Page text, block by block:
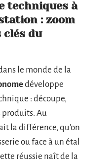
techniques à
: zoom
clés du
le monde de la
développe
: découpe,
produits. Au
la différence, qu’on
ou face à un étal
réussie naît de la